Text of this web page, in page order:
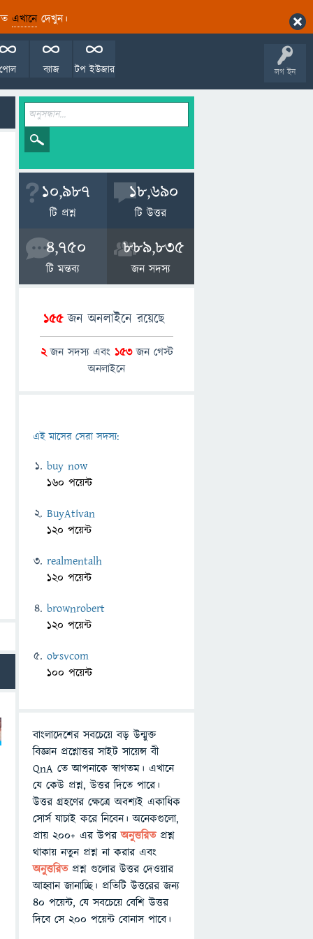
এখানেদেখুন।
লগ ইন
টপ ইউজার
ব্যাজ
পোল
10,987
টি প্রশ্ন
18,690
টি উত্তর
4,750
টি মন্তব্য
889,835
জন সদস্য
155জন অনলাইনে রয়েছে
2জন সদস্য এবং 153জন গেস্ট
অনলাইনে
এই মাসের সেরা সদস্য:
buy now
160 পয়েন্ট
BuyAtivan
120 পয়েন্ট
realmentalh
120 পয়েন্ট
brownrobert
120 পয়েন্ট
o8svcom
100 পয়েন্ট
বাংলাদেশের সবচেয়ে বড় উন্মুক্ত
বিজ্ঞান প্রশ্নোত্তর সাইট সায়েন্স বী
QnA তে আপনাকে স্বাগতম। এখানে
যে কেউ প্রশ্ন, উত্তর দিতে পারে।
উত্তর গ্রহণের ক্ষেত্রে অবশ্যই একাধিক
সোর্স যাচাই করে নিবেন। অনেকগুলো,
প্রায় ২০০+ এর উপরঅনুত্তরিতপ্রশ্ন
থাকায় নতুন প্রশ্ন না করার এবং
অনুত্তরিত প্রশ্ন গুলোর উত্তর দেওয়ার
আহ্বান জানাচ্ছি। প্রতিটি উত্তরের জন্য
৪০ পয়েন্ট, যে সবচেয়ে বেশি উত্তর
দিবে সে ২০০ পয়েন্ট বোনাস পাবে।